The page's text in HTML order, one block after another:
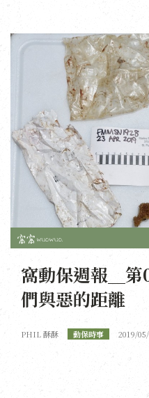
窩動保週報＿
們與惡的距離
PHIL 酥酥 動保時事 2019/